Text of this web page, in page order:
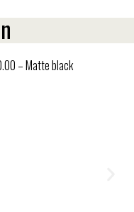
– Matte black